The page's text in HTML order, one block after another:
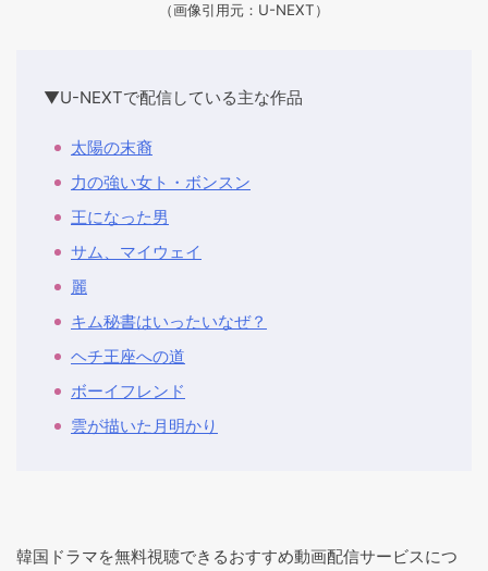
（画像引用元：U-NEXT）
▼U-NEXTで配信している主な作品
太陽の末裔
力の強い女ト・ボンスン
王になった男
サム、マイウェイ
麗
キム秘書はいったいなぜ？
ヘチ王座への道
ボーイフレンド
雲が描いた月明かり
韓国ドラマを無料視聴できるおすすめ動画配信サービスにつ